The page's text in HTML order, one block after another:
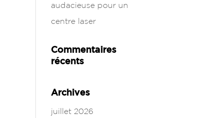
audacieuse pour un
centre laser
Commentaires
récents
Archives
juillet 2026